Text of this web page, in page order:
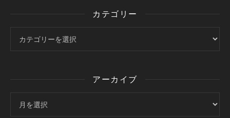
カテゴリー
アーカイブ